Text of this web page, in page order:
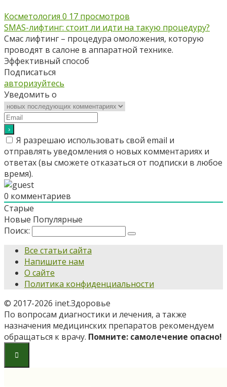
Косметология 0 17 просмотров
SMAS-лифтинг: стоит ли идти на такую процедуру?
Смас лифтинг – процедура омоложения, которую
проводят в салоне в аппаратной технике.
Эффективный способ
Подписаться
авторизуйтесь
Уведомить о
Я разрешаю использовать свой email и
отправлять уведомления о новых комментариях и
ответах (вы cможете отказаться от подписки в любое
время).
0 комментариев
Старые
Новые Популярные
Поиск:
Все статьи сайта
Напишите нам
О сайте
Политика конфиденциальности
© 2017-2026 inet.Здоровье
По вопросам диагностики и лечения, а также
назначения медицинских препаратов рекомендуем
обращаться к врачу. Помните: самолечение опасно!